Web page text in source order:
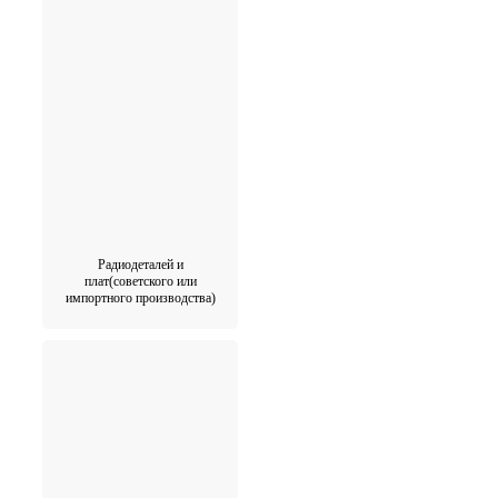
Радиодеталей и
плат(советского или
импортного производства)